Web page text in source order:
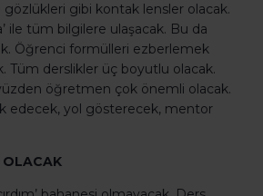
gibi kontak lensler olacak.
ile tüm bilgilere ulaşacak. Bu da
Öğrenci formülleri ezberlemek
Tüm derslikler üç boyutlu olacak.
öğretmen çok önemli olacak.
edecek, yol gösterecek, mentor
OLACAK